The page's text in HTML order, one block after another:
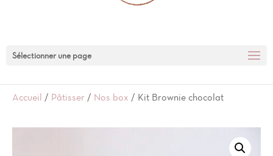
Sélectionner une page
Accueil / Pâtisser / Nos box / Kit Brownie chocolat